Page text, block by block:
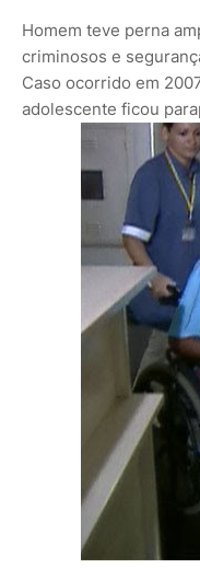
Homem teve perna
criminosos e
Caso ocorrido em
adolescente ficou